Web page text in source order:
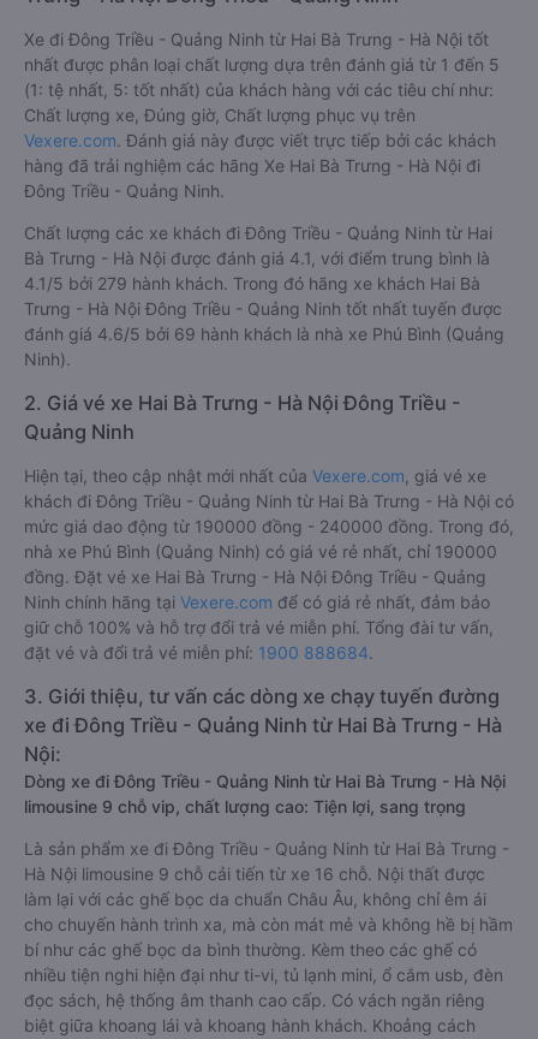
Xe đi Đông Triều - Quảng Ninh từ Hai Bà Trưng - Hà Nội tốt
nhất được phân loại chất lượng dựa trên đánh giá từ 1 đến 5
(1: tệ nhất, 5: tốt nhất) của khách hàng với các tiêu chí như:
Chất lượng xe, Đúng giờ, Chất lượng phục vụ trên
Vexere.com. Đánh giá này được viết trực tiếp bởi các khách
hàng đã trải nghiệm các hãng Xe Hai Bà Trưng - Hà Nội đi
Đông Triều - Quảng Ninh.
Chất lượng các xe khách đi Đông Triều - Quảng Ninh từ Hai
Bà Trưng - Hà Nội được đánh giá 4.1, với điểm trung bình là
4.1/5 bởi 279 hành khách. Trong đó hãng xe khách Hai Bà
Trưng - Hà Nội Đông Triều - Quảng Ninh tốt nhất tuyến được
đánh giá 4.6/5 bởi 69 hành khách là nhà xe Phú Bình (Quảng
Ninh).
2. Giá vé xe Hai Bà Trưng - Hà Nội Đông Triều -
Quảng Ninh
Hiện tại, theo cập nhật mới nhất của Vexere.com , giá vé xe
khách đi Đông Triều - Quảng Ninh từ Hai Bà Trưng - Hà Nội có
mức giá dao động từ 190000 đồng - 240000 đồng. Trong đó,
nhà xe Phú Bình (Quảng Ninh) có giá vé rẻ nhất, chỉ 190000
đồng. Đặt vé xe Hai Bà Trưng - Hà Nội Đông Triều - Quảng
Ninh chính hãng tại Vexere.com để có giá rẻ nhất, đảm bảo
giữ chỗ 100% và hỗ trợ đổi trả vé miễn phí. Tổng đài tư vấn,
đặt vé và đổi trả vé miễn phí: 1900 888684.
3. Giới thiệu, tư vấn các dòng xe chạy tuyến đường
xe đi Đông Triều - Quảng Ninh từ Hai Bà Trưng - Hà
Nội:
Dòng xe đi Đông Triều - Quảng Ninh từ Hai Bà Trưng - Hà Nội
limousine 9 chỗ vip, chất lượng cao: Tiện lợi, sang trọng
Là sản phẩm xe đi Đông Triều - Quảng Ninh từ Hai Bà Trưng -
Hà Nội limousine 9 chỗ cải tiến từ xe 16 chỗ. Nội thất được
làm lại với các ghế bọc da chuẩn Châu Âu, không chỉ êm ái
cho chuyến hành trình xa, mà còn mát mẻ và không hề bị hầm
bí như các ghế bọc da bình thường. Kèm theo các ghế có
nhiều tiện nghi hiện đại như ti-vi, tủ lạnh mini, ổ cắm usb, đèn
đọc sách, hệ thống âm thanh cao cấp. Có vách ngăn riêng
biệt giữa khoang lái và khoang hành khách. Khoảng cách